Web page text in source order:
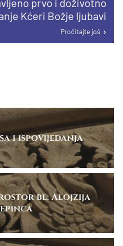
prvo i doživotno
Kćeri Božje ljubavi
Pročitajte još
manje bazilike u
Karlovcu
Pročitajte još
Pročitajte još
Pročitajte još
i ispovijedanja
bl. Alojzija